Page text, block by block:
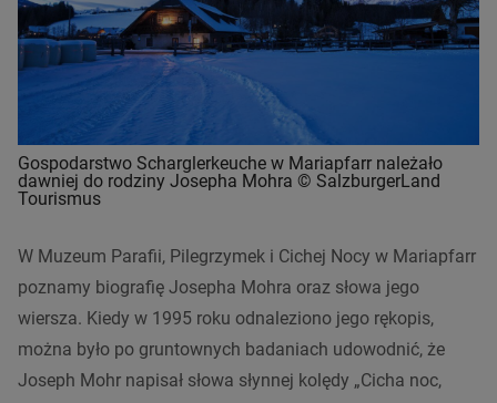
Gospodarstwo Scharglerkeuche w Mariapfarr należało
dawniej do rodziny Josepha Mohra © SalzburgerLand
Tourismus
W Muzeum Parafii, Pilegrzymek i Cichej Nocy w Mariapfarr
poznamy biografię Josepha Mohra oraz słowa jego
wiersza. Kiedy w 1995 roku odnaleziono jego rękopis,
można było po gruntownych badaniach udowodnić, że
Joseph Mohr napisał słowa słynnej kolędy „Cicha noc,